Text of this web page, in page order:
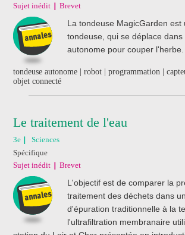
Sujet inédit
Brevet
La tondeuse MagicGarden est
tondeuse, qui se déplace
autonome pour couper l'herbe.
tondeuse autonome | robot | programmation |
objet connecté
Le traitement de l'eau
3e
Sciences
Spécifique
Sujet inédit
Brevet
L'objectif est de comparer la
traitement des déchets dans
d'épuration traditionnelle à la
l'ultrafiltration membranaire